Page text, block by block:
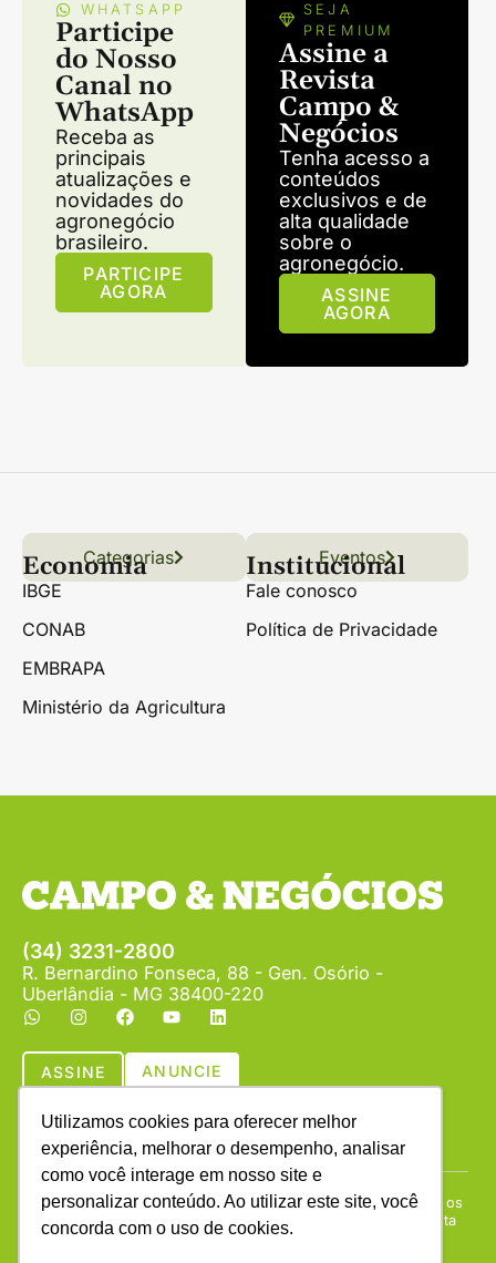
Utilizamos cookies para oferecer melhor
experiência, melhorar o desempenho, analisar
como você interage em nosso site e
personalizar conteúdo. Ao utilizar este site, você
concorda com o uso de cookies.
WHATSAPP
Participe
do Nosso
Canal no
WhatsApp
Receba as
principais
atualizações e
novidades do
agronegócio
brasileiro.
PARTICIPE
AGORA
SEJA
PREMIUM
Assine a
Revista
Campo &
Negócios
Tenha acesso a
conteúdos
exclusivos e de
alta qualidade
sobre o
agronegócio.
ASSINE
AGORA
Links úteis
Conteúdo Grãos
Florestas Hortifrúti
Categorias Eventos
Economia
IBGE
CONAB
EMBRAPA
Ministério da Agricultura
Institucional
Fale conosco
Política de Privacidade
(34) 3231-2800
R. Bernardino Fonseca, 88 - Gen. Osório -
Uberlândia - MG 38400-220
ASSINE ANUNCIE
Copyright © (1990 - 2026) Revista Campo & Negócios. Todos os
direitos reservados. É proibida a reprodução do conteúdo desta
página em qualquer meio de comunicação, eletrônico ou